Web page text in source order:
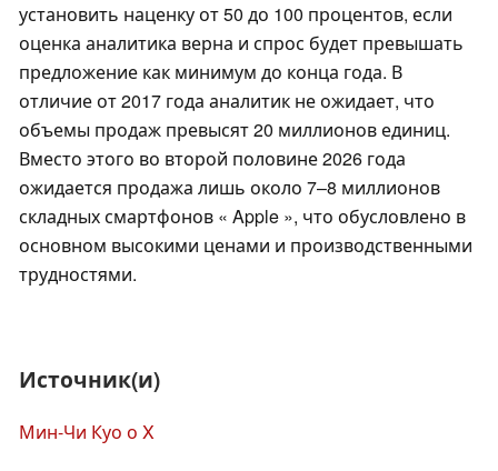
установить наценку от 50 до 100 процентов, если
оценка аналитика верна и спрос будет превышать
предложение как минимум до конца года. В
отличие от 2017 года аналитик не ожидает, что
объемы продаж превысят 20 миллионов единиц.
Вместо этого во второй половине 2026 года
ожидается продажа лишь около 7–8 миллионов
складных смартфонов « Apple », что обусловлено в
основном высокими ценами и производственными
трудностями.
Источник(и)
Мин-Чи Куо о X